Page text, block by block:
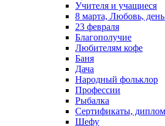
Учителя и учащиеся
8 марта, Любовь,
23 февраля
Благополучие
Любителям кофе
Баня
Дача
Народный фольклор
Профессии
Рыбалка
Сертификаты,
Шефу